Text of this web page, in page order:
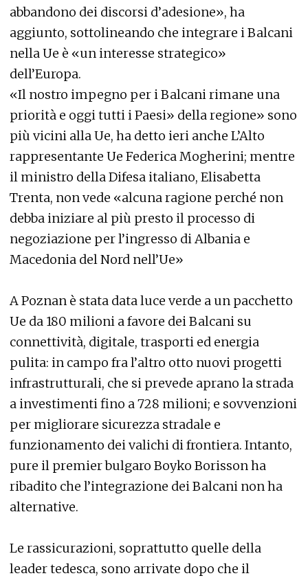
abbandono dei discorsi d’adesione», ha
aggiunto, sottolineando che integrare i Balcani
nella Ue è «un interesse strategico»
dell’Europa.
«Il nostro impegno per i Balcani rimane una
priorità e oggi tutti i Paesi» della regione» sono
più vicini alla Ue, ha detto ieri anche L’Alto
rappresentante Ue Federica Mogherini; mentre
il ministro della Difesa italiano, Elisabetta
Trenta, non vede «alcuna ragione perché non
debba iniziare al più presto il processo di
negoziazione per l’ingresso di Albania e
Macedonia del Nord nell’Ue»
A Poznan è stata data luce verde a un pacchetto
Ue da 180 milioni a favore dei Balcani su
connettività, digitale, trasporti ed energia
pulita: in campo fra l’altro otto nuovi progetti
infrastrutturali, che si prevede aprano la strada
a investimenti fino a 728 milioni; e sovvenzioni
per migliorare sicurezza stradale e
funzionamento dei valichi di frontiera. Intanto,
pure il premier bulgaro Boyko Borisson ha
ribadito che l’integrazione dei Balcani non ha
alternative.
Le rassicurazioni, soprattutto quelle della
leader tedesca, sono arrivate dopo che il